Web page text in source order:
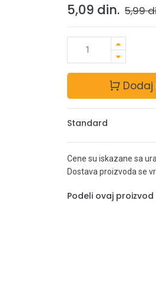
5,09 din. 5,99
Dodaj
Standard
Cene su iskazane sa
Dostava proizvoda se
Podeli ovaj proizvod